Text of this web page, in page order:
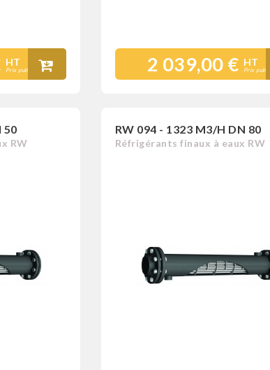
HT
Prix public 2 039,00 € HT
Prix public
50
RW
RW 094 - 1323 M3/H DN 80
Réfrigérants finaux à eaux RW